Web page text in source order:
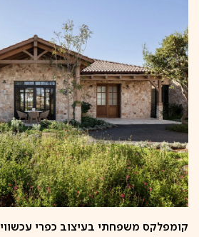
קומפלקס משפחתי בעיצוב כפרי עכשווי